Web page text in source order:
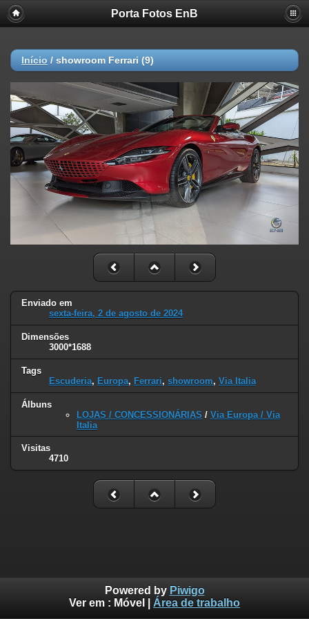
Porta Fotos EnB
Início / showroom Ferrari (9)
Enviado em
sexta-feira, 2 de agosto de 2024
Dimensões
3000*1688
Tags
Escuderia, Europa, Ferrari, showroom, Via Italia
Álbuns
LOJAS / CONCESSIONÁRIAS / Via Europa / Via
Italia
Visitas
4710
Powered by Piwigo
Ver em : Móvel Área de trabalho